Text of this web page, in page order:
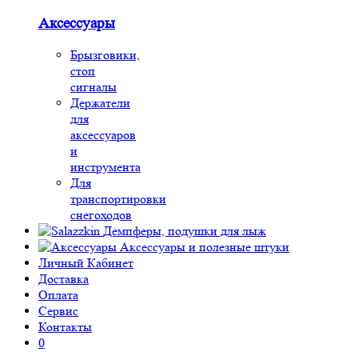
Аксессуары
Брызговики,
стоп
сигналы
Держатели
для
аксессуаров
и
инструмента
Для
транспортировки
снегоходов
Демпферы, подушки для лыж
Аксессуары и полезные штуки
Личный Кабинет
Доставка
Оплата
Сервис
Контакты
0